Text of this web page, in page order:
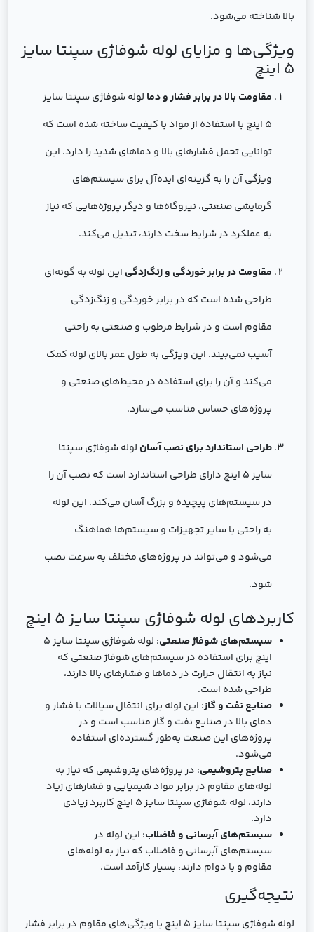
بالا شناخته می‌شود.
ویژگی‌ها و مزایای لوله شوفاژی سپنتا سایز
5 اینچ
مقاومت بالا در برابر فشار و دما لوله شوفاژی سپنتا سایز
5 اینچ با استفاده از مواد با کیفیت ساخته شده است که
توانایی تحمل فشارهای بالا و دماهای شدید را دارد. این
ویژگی آن را به گزینه‌ای ایده‌آل برای سیستم‌های
گرمایشی صنعتی، نیروگاه‌ها و دیگر پروژه‌هایی که نیاز
به عملکرد در شرایط سخت دارند، تبدیل می‌کند.
مقاومت در برابر خوردگی و زنگ‌زدگی این لوله به گونه‌ای
طراحی شده است که در برابر خوردگی و زنگ‌زدگی
مقاوم است و در شرایط مرطوب و صنعتی به راحتی
آسیب نمی‌بیند. این ویژگی به طول عمر بالای لوله کمک
می‌کند و آن را برای استفاده در محیط‌های صنعتی و
پروژه‌های حساس مناسب می‌سازد.
طراحی استاندارد برای نصب آسان لوله شوفاژی سپنتا
سایز 5 اینچ دارای طراحی استاندارد است که نصب آن را
در سیستم‌های پیچیده و بزرگ آسان می‌کند. این لوله
به راحتی با سایر تجهیزات و سیستم‌ها هماهنگ
می‌شود و می‌تواند در پروژه‌های مختلف به سرعت نصب
شود.
کاربردهای لوله شوفاژی سپنتا سایز 5 اینچ
سیستم‌های شوفاژ صنعتی
: لوله شوفاژی سپنتا سایز 5
اینچ برای استفاده در سیستم‌های شوفاژ صنعتی که
نیاز به انتقال حرارت در دماها و فشارهای بالا دارند،
طراحی شده است.
صنایع نفت و گاز: این لوله برای انتقال سیالات با فشار و
دمای بالا در صنایع نفت و گاز مناسب است و در
پروژه‌های این صنعت به‌طور گسترده‌ای استفاده
می‌شود.
صنایع پتروشیمی: در پروژه‌های پتروشیمی که نیاز به
لوله‌های مقاوم در برابر مواد شیمیایی و فشارهای زیاد
دارند، لوله شوفاژی سپنتا سایز 5 اینچ کاربرد زیادی
دارد.
سیستم‌های آبرسانی و فاضلاب: این لوله در
سیستم‌های آبرسانی و فاضلاب که نیاز به لوله‌های
مقاوم و با دوام دارند، بسیار کارآمد است.
نتیجه‌گیری
لوله شوفاژی سپنتا سایز 5 اینچ با ویژگی‌های مقاوم در برابر فشار